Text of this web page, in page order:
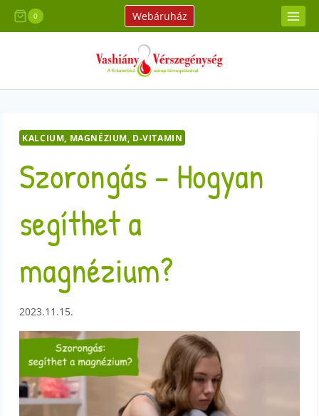
Skip
to
0 Webáruház
KALCIUM, MAGNÉZIUM, D-VITAMIN
Szorongás – Hogyan
segíthet a
magnézium?
2023.11.15.